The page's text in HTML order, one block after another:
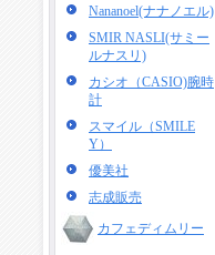
Nananoel(ナナノエル)
SMIR NASLI(サミー
ルナスリ)
カシオ（CASIO)腕時
計
スマイル（SMILE
Y）
優美社
志成販売
カフェディムリー